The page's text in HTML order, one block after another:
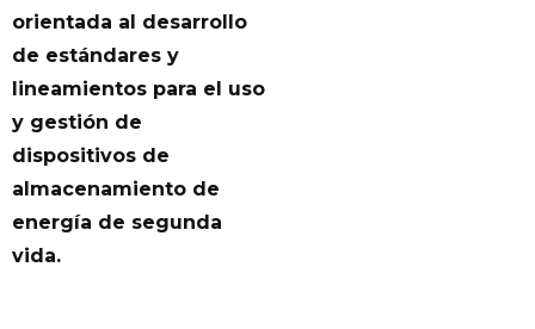
orientada al desarrollo
de estándares y
lineamientos para el uso
y gestión de
dispositivos de
almacenamiento de
energía de segunda
vida.